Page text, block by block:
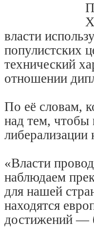
власти
популистских
технический
отношении
По её словам,
над тем, чтобы
либерализации
«Власти
наблюдаем
для нашей
находятся
достижений —